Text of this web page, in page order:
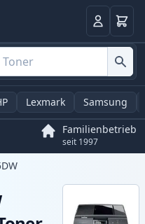
Anmelden
Lexmark Samsung
Familienbetrieb
seit 1997